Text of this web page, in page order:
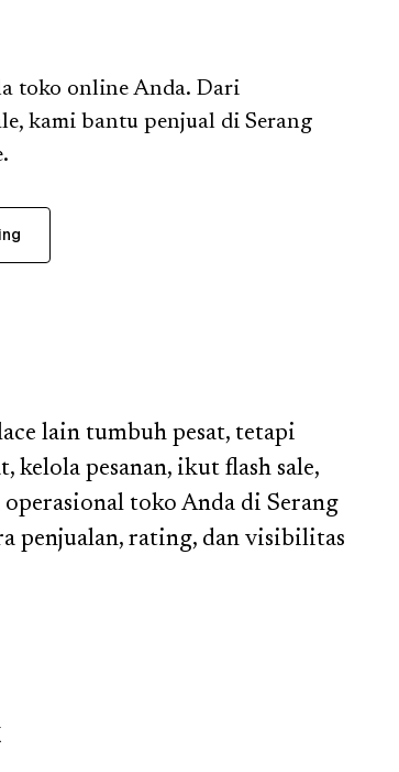
toko online Anda. Dari
kami bantu penjual di Serang
lain tumbuh pesat, tetapi
kelola pesanan, ikut flash sale,
toko Anda di Serang
penjualan, rating, dan visibilitas